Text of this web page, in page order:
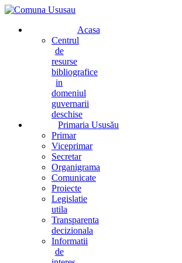
Acasa
Centrul
de
resurse
bibliografice
in
domeniul
guvernarii
deschise
Primaria Ususău
Primar
Viceprimar
Secretar
Organigrama
Comunicate
Proiecte
Legislatie
utila
Transparenta
decizionala
Informatii
de